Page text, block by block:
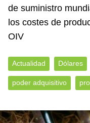
de suministro
los costes de
OIV
Actualidad Dólares
poder adquisitivo